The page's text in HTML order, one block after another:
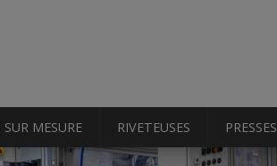
MESURE RIVETEUSES PRESSES